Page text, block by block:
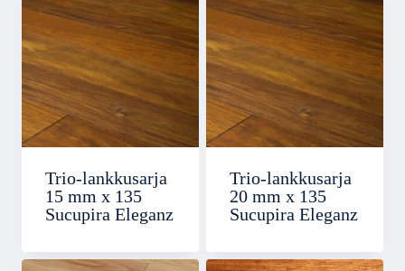
Trio-lankkusarja
15 mm x 135
Sucupira Eleganz
Trio-lankkusarja
20 mm x 135
Sucupira Eleganz